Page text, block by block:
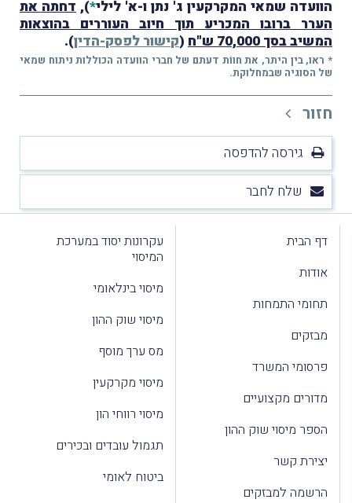
הוועדה שמאי המקרקעין ג' נתן ו-א' לילי*
), דחתה את
הערר ברובו המכריע תוך חיוב העוררים בהוצאות
המשיב בסך 70,000 ש"ח
(קישור לפסק-הדין).
* ראו, בין היתר, את חווֹת דעתם של חברי הוועדה הכוללות ניתוח שמאי
של הסוגיה שבמחלוקת.
חזור
גירסה להדפסה
שלח לחבר
דף הבית
אודות
תחומי התמחות
מבזקים
פרסומי המשרד
מדורים מקצועיים
הספר מיסוי שוק ההון
יצירת קשר
הרשמה למבזקים
עקרונות יסוד במערכת
המיסוי
מיסוי בינלאומי
מיסוי שוק ההון
מס ערך מוסף
מיסוי מקרקעין
מיסוי רווחי הון
תגמול עובדים ובכירים
ביטוח לאומי